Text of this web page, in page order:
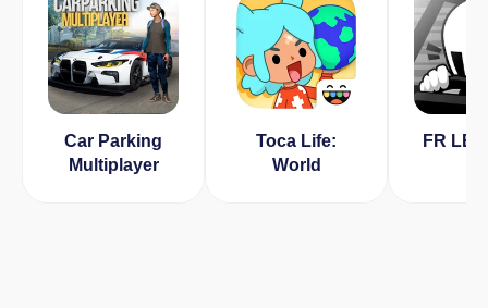
Car Parking
Multiplayer
Toca Life:
World
FR